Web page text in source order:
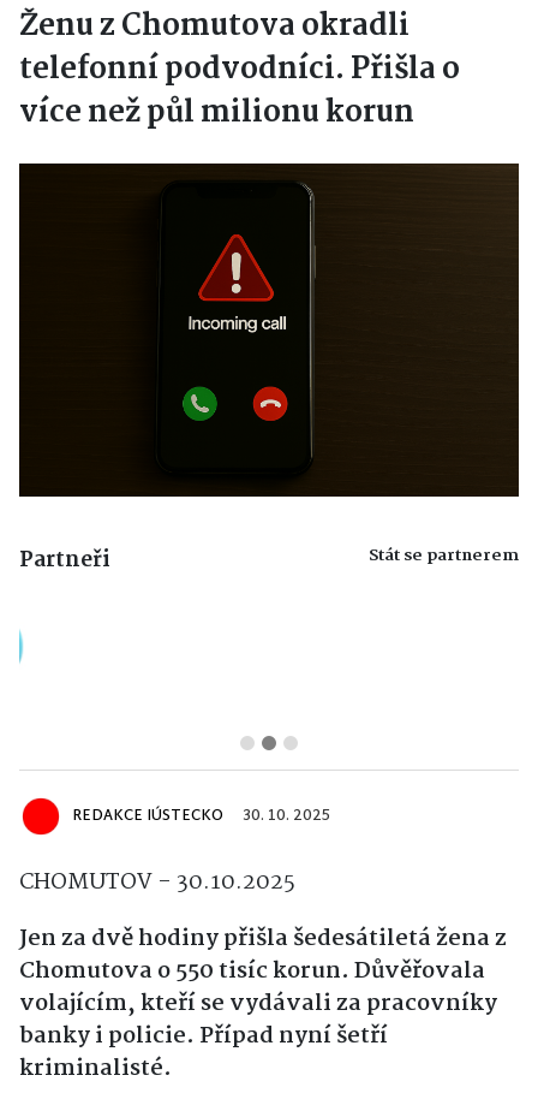
Ženu z Chomutova okradli
telefonní podvodníci. Přišla o
více než půl milionu korun
Partneři Stát se partnerem
REDAKCE IÚSTECKO 30. 10. 2025
CHOMUTOV - 30.10.2025
Jen za dvě hodiny přišla šedesátiletá žena z
Chomutova o 550 tisíc korun. Důvěřovala
volajícím, kteří se vydávali za pracovníky
banky i policie. Případ nyní šetří
kriminalisté.